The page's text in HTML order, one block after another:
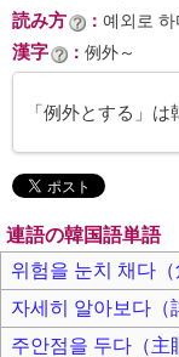
読み方 ： 예외로 하
漢字 ： 例外～
「例外とする」
連語の韓国語単語
위험을 눈치 채다（
자세히 알아보다（
주안점을 두다（主